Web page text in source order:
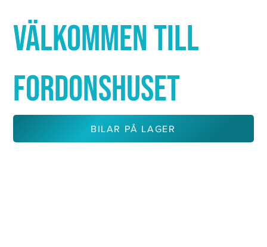
VÄLKOMMEN TILL
FORDONSHUSET
BILAR PÅ LAGER